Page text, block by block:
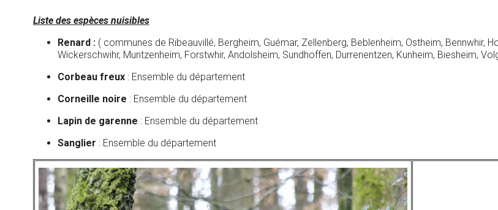
Liste des espèces nuisibles
Renard :( communes de Ribeauvillé, Bergheim, Guémar, Zellenberg, Beblenheim, Ostheim, Bennwhir,
Wickerschwihr, Muntzenheim, Forstwhir, Andolsheim, Sundhoffen, Durrenentzen, Kunheim, Biesheim,
Corbeau freux : Ensemble du département
Corneille noire : Ensemble du département
Lapin de garenne : Ensemble du département
Sanglier : Ensemble du département